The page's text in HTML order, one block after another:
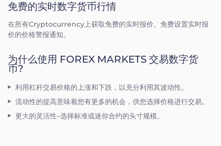
免费的实时数字货币行情
在所有Cryptocurrency上获取免费的实时报价。免费设置实时报
价的价格警报通知。
为什么使用 FOREX MARKETS 交易数字货
币?
利用杠杆交易价格的上涨和下跌，以充分利用其波动性。
流动性的提高意味着您有更多的机会，供您选择价格进行交易。
更大的灵活性–选择标准或迷你合约的头寸规模。